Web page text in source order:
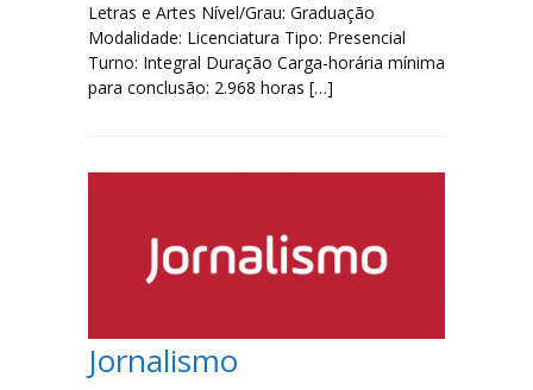
Letras e Artes Nível/Grau: Graduação
Modalidade: Licenciatura Tipo: Presencial
Turno: Integral Duração Carga-horária mínima
para conclusão: 2.968 horas […]
Jornalismo